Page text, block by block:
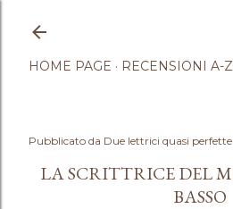
HOME PAGE RECENSIONI A-Z
Pubblicato da Due lettrici quasi perfette
LA SCRITTRICE DEL
BASSO